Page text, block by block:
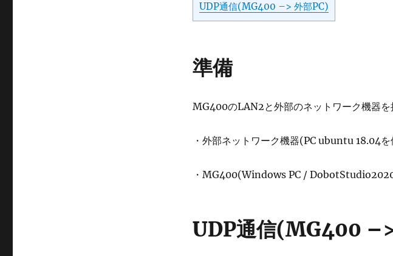
UDP通信(MG400 –> 外部PC)
準備
MG400のLAN2と外部のネットワーク機器を
・外部ネットワーク機器(PC ubuntu 18.04
・MG400(Windows PC /
UDP通信(MG400